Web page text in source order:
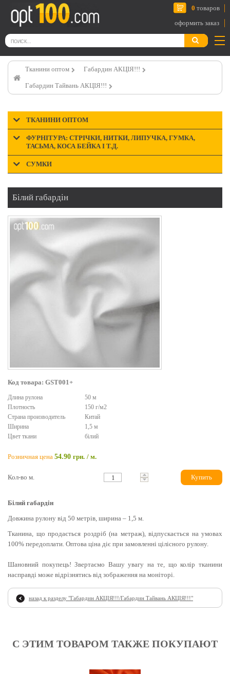
0 товаров
оформить заказ
Тканини оптом Габардин АКЦІЯ!!!
Габардин Тайвань АКЦІЯ!!!
ТКАНИНИ ОПТОМ
ФУРНІТУРА: СТРІЧКИ, НИТКИ, ЛИПУЧКА, ГУМКА,
ТАСЬМА, КОСА БЕЙКА І Т.Д.
СУМКИ
Білий габардін
Код товара: GST001+
Длина рулона
50 м
Плотность
150 г/м2
Страна производитель
Китай
Ширина
1,5 м
Цвет ткани
білий
Розничная цена 54.90 грн. / м.
Кол-во м. Купить
Білий габардін
Довжина рулону від 50 метрів, ширина – 1,5 м.
Тканина, що продається роздріб (на метраж), відпускається на умовах
100% передоплати. Оптова ціна діє при замовленні цілісного рулону.
Шановний покупець! Звертаємо Вашу увагу на те, що колір тканини
насправді може відрізнятись від зображення на моніторі.
назад к разделу "Габардин АКЦІЯ!!!/Габардин Тайвань АКЦІЯ!!!"
С ЭТИМ ТОВАРОМ ТАКЖЕ ПОКУПАЮТ